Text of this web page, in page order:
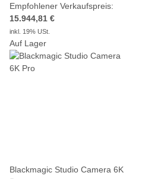
Empfohlener Verkaufspreis:
15.944,81 €
inkl. 19% USt.
Auf Lager
Blackmagic Studio Camera 6K